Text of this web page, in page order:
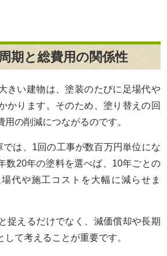
期と総費用の関係性
きい建物は、塗装のたびに足場代や
かります。そのため、塗り替えの回
の削減につながるのです。
は、1回の工事が数百万円単位にな
数20年の塗料を選べば、10年ごとの
代や施工コストを大幅に減らせま
捉えるだけでなく、減価償却や長期
て考えることが重要です。